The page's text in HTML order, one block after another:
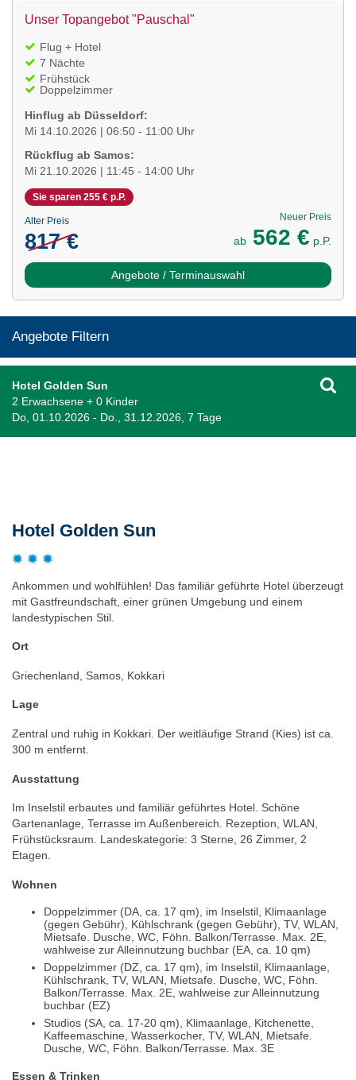
Unser Topangebot "Pauschal"
Flug + Hotel
7 Nächte
Frühstück
Doppelzimmer
Hinflug ab Düsseldorf:
Mi 14.10.2026 | 06:50 - 11:00 Uhr
Rückflug ab Samos:
Mi 21.10.2026 | 11:45 - 14:00 Uhr
Sie sparen 255 € p.P.
Alter Preis
817 €
Neuer Preis
ab 562 € p.P.
Angebote / Terminauswahl
Angebote Filtern
Hotel Golden Sun
2 Erwachsene + 0 Kinder
Do, 01.10.2026 - Do., 31.12.2026, 7 Tage
Hotel Golden Sun
Ankommen und wohlfühlen! Das familiär geführte Hotel überzeugt
mit Gastfreundschaft, einer grünen Umgebung und einem
landestypischen Stil.
Ort
Griechenland, Samos, Kokkari
Lage
Zentral und ruhig in Kokkari. Der weitläufige Strand (Kies) ist ca.
300 m entfernt.
Ausstattung
Im Inselstil erbautes und familiär geführtes Hotel. Schöne
Gartenanlage, Terrasse im Außenbereich. Rezeption, WLAN,
Frühstücksraum. Landeskategorie: 3 Sterne, 26 Zimmer, 2
Etagen.
Wohnen
Doppelzimmer (DA, ca. 17 qm), im Inselstil, Klimaanlage
(gegen Gebühr), Kühlschrank (gegen Gebühr), TV, WLAN,
Mietsafe. Dusche, WC, Föhn. Balkon/Terrasse. Max. 2E,
wahlweise zur Alleinnutzung buchbar (EA, ca. 10 qm)
Doppelzimmer (DZ, ca. 17 qm), im Inselstil, Klimaanlage,
Kühlschrank, TV, WLAN, Mietsafe. Dusche, WC, Föhn.
Balkon/Terrasse. Max. 2E, wahlweise zur Alleinnutzung
buchbar (EZ)
Studios (SA, ca. 17-20 qm), Klimaanlage, Kitchenette,
Kaffeemaschine, Wasserkocher, TV, WLAN, Mietsafe.
Dusche, WC, Föhn. Balkon/Terrasse. Max. 3E
Essen & Trinken